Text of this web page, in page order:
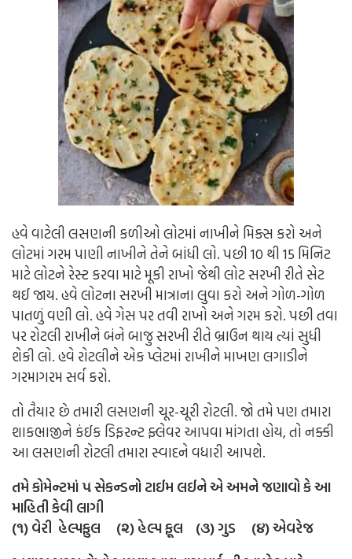
હવે વાટેલી લસણની કળીઓ લોટમાં નાખીને મિક્સ કરો અને
લોટમાં ગરમ પાણી નાખીને તેને બાંધી લો. પછી 10 થી 15 મિનિટ
માટે લોટને રેસ્ટ કરવા માટે મૂકી રાખો જેથી લોટ સરખી રીતે સેટ
થઈ જાય. હવે લોટના સરખી માત્રાના લુવા કરો અને ગોળ-ગોળ
પાતળું વણી લો. હવે ગેસ પર તવી રાખો અને ગરમ કરો. પછી તવા
પર રોટલી રાખીને બંને બાજુ સરખી રીતે બ્રાઉન થાય ત્યાં સુધી
શેકી લો. હવે રોટલીને એક પ્લેટમાં રાખીને માખણ લગાડીને
ગરમાગરમ સર્વ કરો.
તો તૈયાર છે તમારી લસણની ચૂર-ચૂરી રોટલી. જો તમે પણ તમારા
શાકભાજીને કંઈક ડિફરન્ટ ફ્લેવર આપવા માંગતા હોય, તો નક્કી
આ લસણની રોટલી તમારા સ્વાદને વધારી આપશે.
તમે કોમેન્ટમાં ૫ સેકન્ડનો ટાઈમ લઈને એ અમને જણાવો કે આ
માહિતી કેવી લાગી
(૧) વેરી હેલ્પફુલ (૨) હેલ્પ ફૂલ (૩) ગુડ (૪) એવરેજ